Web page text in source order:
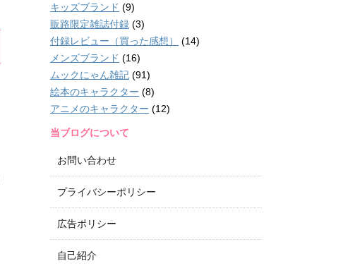
キッズブランド (9)
販路限定雑誌付録 (3)
付録レビュー（買った感想）
(14)
メンズブランド (16)
ムックにゃん雑記 (91)
絵本のキャラクター (8)
アニメのキャラクター (12)
当ブログについて
お問い合わせ
プライバシーポリシー
広告ポリシー
自己紹介